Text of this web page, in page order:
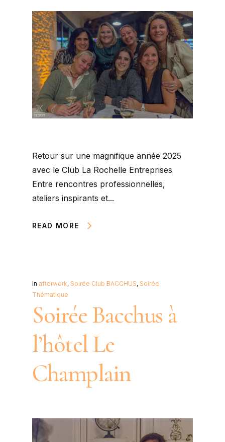
Retour sur une magnifique année 2025
avec le Club La Rochelle Entreprises
Entre rencontres professionnelles,
ateliers inspirants et...
READ MORE
In afterwork, Soirée Club BACCHUS, Soirée
Thématique
Soirée Bacchus à
l’hôtel Le
Champlain